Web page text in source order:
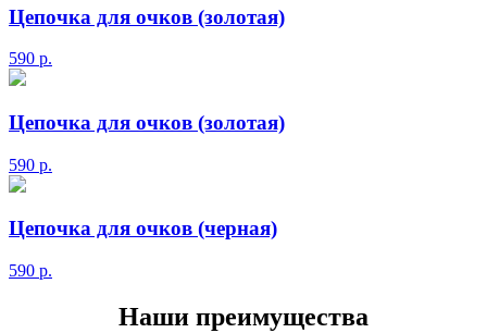
Цепочка для очков (золотая)
590 р.
Цепочка для очков (золотая)
590 р.
Цепочка для очков (черная)
590 р.
Наши преимущества